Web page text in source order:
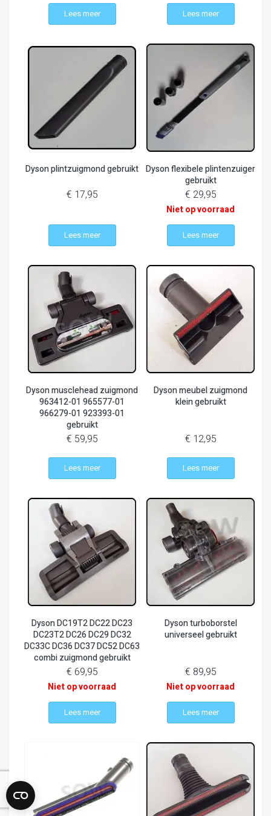
Lees meer Lees meer
Dyson plintzuigmond gebruikt
€ 17,95
Lees meer
Dyson flexibele plintenzuiger
gebruikt
€ 29,95
Niet op voorraad
Lees meer
Dyson musclehead zuigmond
963412-01 965577-01
966279-01 923393-01
gebruikt
€ 59,95
Lees meer
Dyson meubel zuigmond
klein gebruikt
€ 12,95
Lees meer
Dyson DC19T2 DC22 DC23
DC23T2 DC26 DC29 DC32
DC33C DC36 DC37 DC52 DC63
combi zuigmond gebruikt
€ 69,95
Niet op voorraad
Lees meer
Dyson turboborstel
universeel gebruikt
€ 89,95
Niet op voorraad
Lees meer